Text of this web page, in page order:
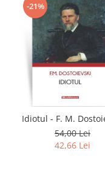
-21%
Idiotul - F. M.
54,00 Lei
42,66 Lei